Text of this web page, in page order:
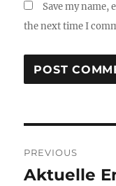
Save my name,
the next time I
PREVIOUS
Previous
Aktuelle